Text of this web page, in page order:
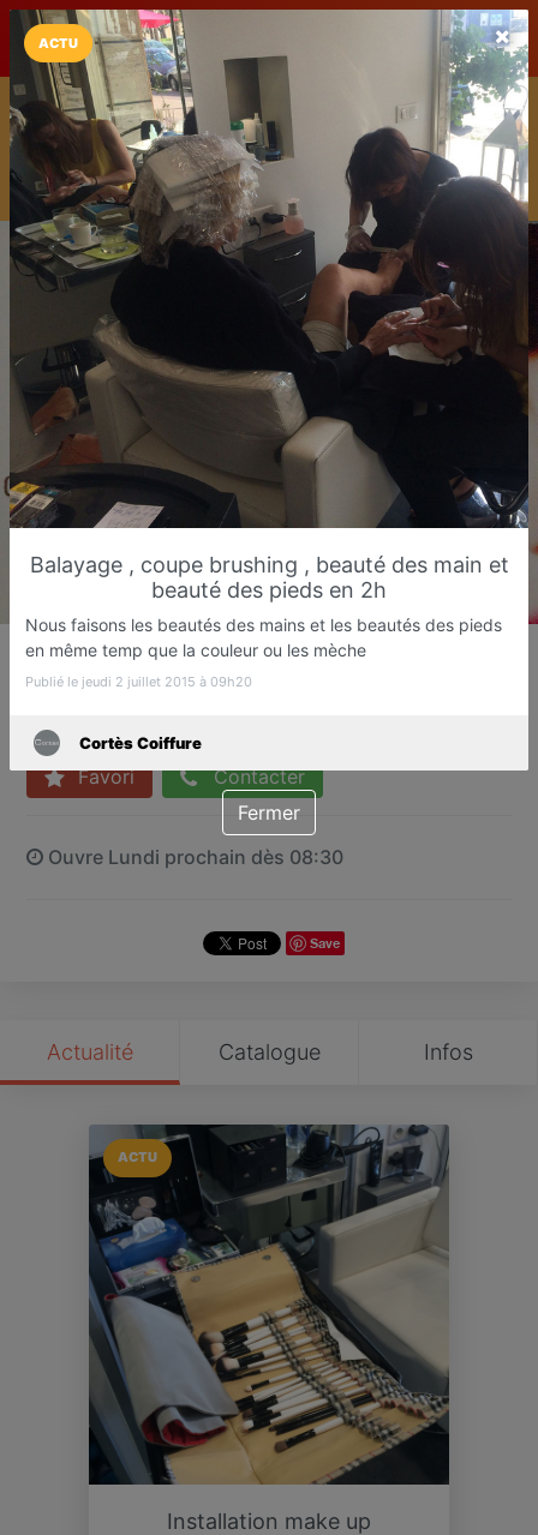
LaCarte LaCarte sur
Play Store
Installez l'App LaCarte
Téléchargez gratuitement l'app LaCarte pour suivre vos
commerces favoris et ne rien rater !
Télécharger Plus tard
Cortès Coiffure
Coiffeur
Favori Contacter
Ouvre Lundi prochain dès 08:30
Save
Actualité Catalogue Infos
ACTU
Installation make up
ACTU
Balayage , coupe brushing , beauté des main et
beauté des pieds en 2h
Nous faisons les beautés des mains et les beautés des pieds
en même temp que la couleur ou les mèche
Publié le jeudi 2 juillet 2015 à 09h20
Cortès Coiffure
Fermer